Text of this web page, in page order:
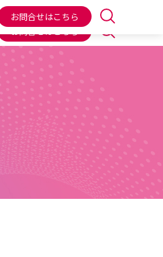
個人向け商品 ENGLISH
お問合せはこちら
お問合せはこちら